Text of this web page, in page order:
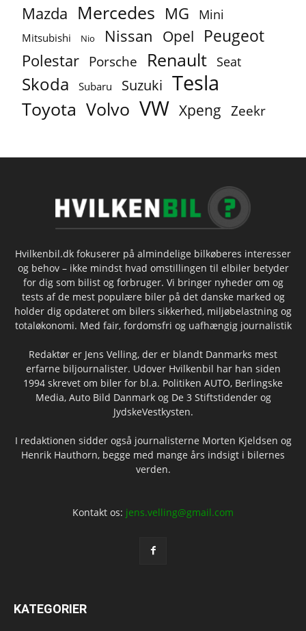
Mazda Mercedes MG Mini
Mitsubishi Nio Nissan Opel Peugeot
Polestar Porsche Renault Seat
Skoda Subaru Suzuki Tesla
Toyota Volvo VW Xpeng Zeekr
Hvilkenbil.dk fokuserer på almindelige bilkøberes interesser
og behov – ikke mindst hvad omstillingen til elbiler betyder
for dig som bilist og forbruger. Vi bringer nyheder om og
tests af de mest populære biler på det danske marked og
holder dig opdateret om bilers sikkerhed, miljøbelastning og
totaløkonomi. Med fair, fordomsfri og uafhængig journalistik
Redaktør er Jens Velling, der er blandt Danmarks mest
erfarne biljournalister. Udover Hvilkenbil har han siden
1994 skrevet om biler for bl.a. Politiken AUTO, Berlingske
Media, Auto Bild Danmark og De 3 Stiftstidender og
JydskeVestkysten.
I redaktionen sidder også journalisterne Morten Kjeldsen og
Henrik Hauthorn, begge med mange års indsigt i bilernes
verden.
Kontakt os: jens.velling@gmail.com
KATEGORIER